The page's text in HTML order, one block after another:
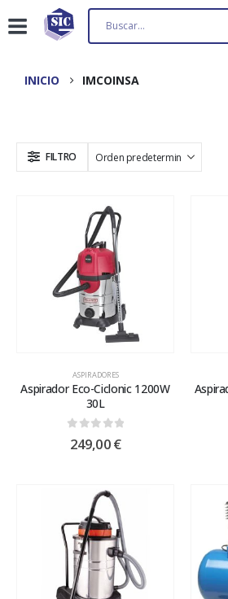
INICIO IMCOINSA
FILTRO
ASPIRADORES
Aspirador Eco-Ciclonic 1200W
30L
0out of 5
249,00€